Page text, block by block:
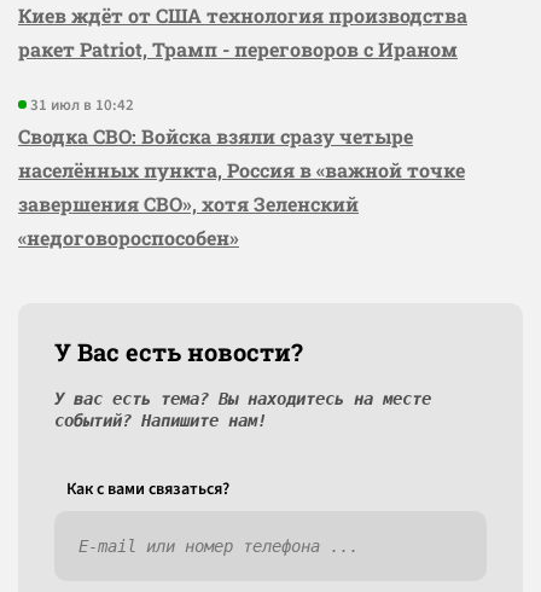
Киев ждёт от США технология производства
ракет Patriot, Трамп - переговоров с Ираном
31 июл в 10:42
Сводка СВО: Войска взяли сразу четыре
населённых пункта, Россия в «важной точке
завершения СВО», хотя Зеленский
«недоговороспособен»
У Вас есть новости?
У вас есть тема? Вы находитесь на месте
событий? Напишите нам!
Как c вами связаться?